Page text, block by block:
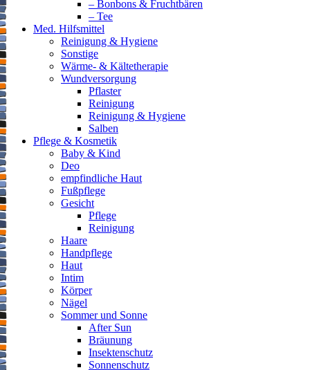
– Bonbons & Fruchtbären
– Tee
Med. Hilfsmittel
Reinigung & Hygiene
Sonstige
Wärme- & Kältetherapie
Wundversorgung
Pflaster
Reinigung
Reinigung & Hygiene
Salben
Pflege & Kosmetik
Baby & Kind
Deo
empfindliche Haut
Fußpflege
Gesicht
Pflege
Reinigung
Haare
Handpflege
Haut
Intim
Körper
Nägel
Sommer und Sonne
After Sun
Bräunung
Insektenschutz
Sonnenschutz